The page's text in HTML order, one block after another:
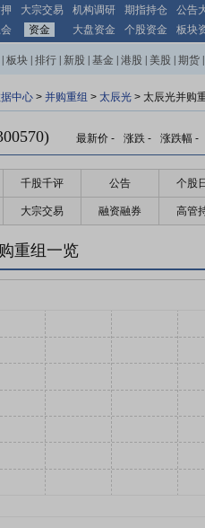
大宗交易 机构调研 期指持仓
公告
资金 大盘资金 个股资金 板块
板块 排行 新股 基金 港股 美股 期货
中心 > 并购重组 > 太辰光 > 太辰光并购
最新价 - 涨跌 - 涨跌幅 -
千股千评 公告 个股
大宗交易 融资融券 高管
重组一览